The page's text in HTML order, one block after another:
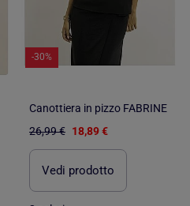
-30%
Canottiera in pizzo FABRINE
26,99 € 18,89 €
Vedi prodotto